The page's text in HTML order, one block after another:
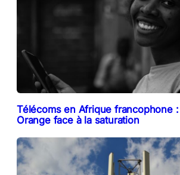
Télécoms en Afrique francophone
Orange face à la saturation